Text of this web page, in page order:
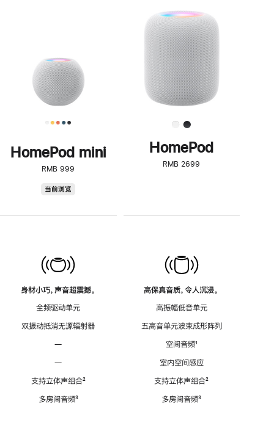
HomePod mini
RMB 999
当前浏览
身材小巧，声音超震撼。
全频驱动单元
双振动抵消无源辐射器
—
—
支持立体声组合脚
²
多房间音频脚
³
步
了
解
HomePod<
HomePod
RMB 2699
高保真音质，令人沉浸。
高振幅低音单元
五高音单元波束成形阵列
空间音频脚
¹
室内空间感应
支持立体声组合脚
²
多房间音频脚
³